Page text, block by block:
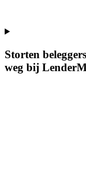
Storten
weg bij